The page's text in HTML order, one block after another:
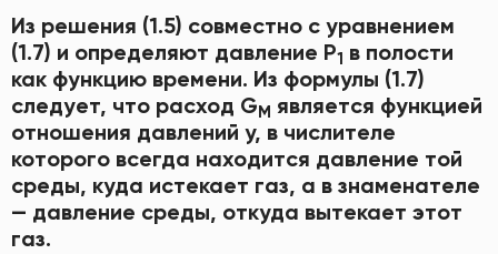
Из решения (1.5) совместно с уравнением
(1.7) и определяют давление Р1 в полости
как функцию времени. Из формулы (1.7)
следует, что расход GM является функцией
отношения давлений у, в числителе
которого всегда находится давление той
среды, куда истекает газ, а в знаменателе
— давление среды, откуда вытекает этот
газ.